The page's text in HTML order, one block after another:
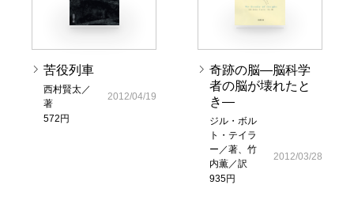
苦役列車
西村賢太／
著
572円
2012/04/19
奇跡の脳―脳科学
者の脳が壊れたと
き―
ジル・ボル
ト・テイラ
ー／著、竹
内薫／訳
935円
2012/03/28